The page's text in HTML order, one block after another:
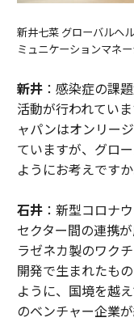
新井七菜 グローバルヘ
ミュニケーションマネ
新井：感染症の課
活動が行われてい
ャパンはオンリー
ていますが、グロ
ようにお考えですか
石井：新型コロナ
セクター間の連携
ラゼネカ製のワク
開発で生まれたも
ように、国境を越
のベンチャー企業